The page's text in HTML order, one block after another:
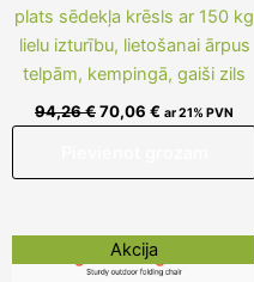
plats sēdekļa krēsls ar 150 kg
lielu izturību, lietošanai ārpus
telpām, kempingā, gaiši zils
94,26€70,06 € ar 21% PVN
Akcija
Original
price
price